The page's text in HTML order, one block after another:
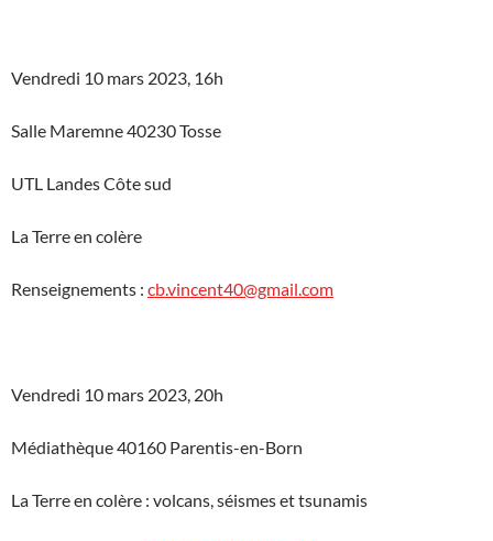
Vendredi 10 mars 2023, 16h
Salle Maremne 40230 Tosse
UTL Landes Côte sud
La Terre en colère
Renseignements : cb.vincent40@gmail.com
Vendredi 10 mars 2023, 20h
Médiathèque 40160 Parentis-en-Born
La Terre en colère : volcans, séismes et tsunamis